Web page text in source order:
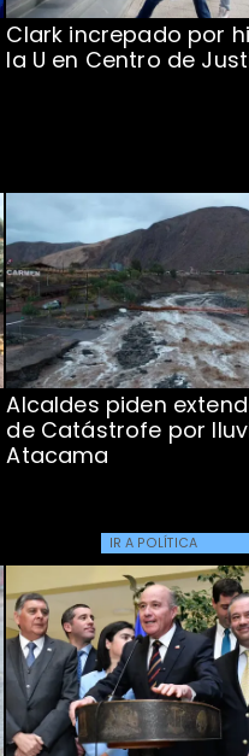
Clark increpado por
la U en Centro de
Alcaldes piden
de Catástrofe por
Atacama
IR A POLÍTICA